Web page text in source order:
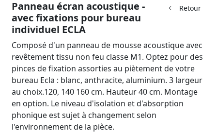
Retour
Panneau écran acoustique -
avec fixations pour bureau
individuel ECLA
Composé d'un panneau de mousse acoustique avec
revêtement tissu non feu classe M1. Optez pour des
pinces de fixation assorties au piètement de votre
bureau Ecla : blanc, anthracite, aluminium. 3 largeur
au choix.120, 140 160 cm. Hauteur 40 cm. Montage
en option. Le niveau d'isolation et d'absorption
phonique est sujet à changement selon
l'environnement de la pièce.